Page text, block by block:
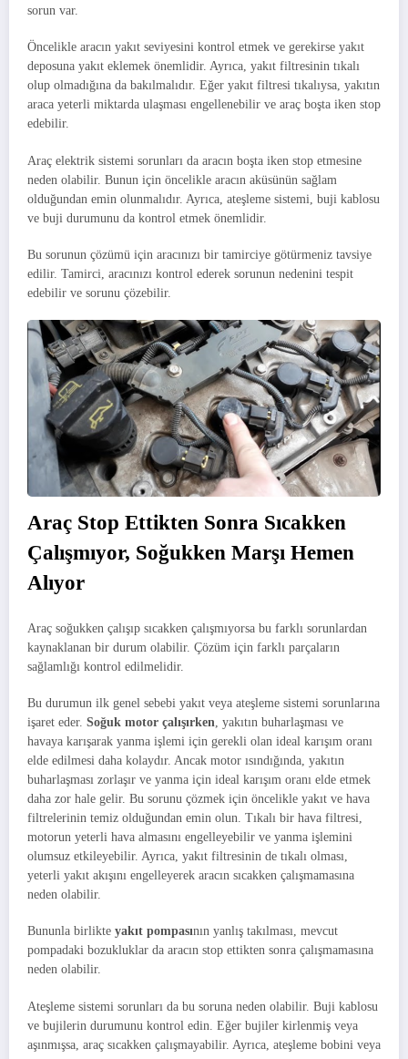
sorun var.
Öncelikle aracın yakıt seviyesini kontrol etmek ve gerekirse yakıt
deposuna yakıt eklemek önemlidir. Ayrıca, yakıt filtresinin tıkalı
olup olmadığına da bakılmalıdır. Eğer yakıt filtresi tıkalıysa, yakıtın
araca yeterli miktarda ulaşması engellenebilir ve araç boşta iken stop
edebilir.
Araç elektrik sistemi sorunları da aracın boşta iken stop etmesine
neden olabilir. Bunun için öncelikle aracın aküsünün sağlam
olduğundan emin olunmalıdır. Ayrıca, ateşleme sistemi, buji kablosu
ve buji durumunu da kontrol etmek önemlidir.
Bu sorunun çözümü için aracınızı bir tamirciye götürmeniz tavsiye
edilir. Tamirci, aracınızı kontrol ederek sorunun nedenini tespit
edebilir ve sorunu çözebilir.
Araç Stop Ettikten Sonra Sıcakken
Çalışmıyor, Soğukken Marşı Hemen
Alıyor
Araç soğukken çalışıp sıcakken çalışmıyorsa bu farklı sorunlardan
kaynaklanan bir durum olabilir. Çözüm için farklı parçaların
sağlamlığı kontrol edilmelidir.
Bu durumun ilk genel sebebi yakıt veya ateşleme sistemi sorunlarına
işaret eder. Soğuk motor çalışırken, yakıtın buharlaşması ve
havaya karışarak yanma işlemi için gerekli olan ideal karışım oranı
elde edilmesi daha kolaydır. Ancak motor ısındığında, yakıtın
buharlaşması zorlaşır ve yanma için ideal karışım oranı elde etmek
daha zor hale gelir. Bu sorunu çözmek için öncelikle yakıt ve hava
filtrelerinin temiz olduğundan emin olun. Tıkalı bir hava filtresi,
motorun yeterli hava almasını engelleyebilir ve yanma işlemini
olumsuz etkileyebilir. Ayrıca, yakıt filtresinin de tıkalı olması,
yeterli yakıt akışını engelleyerek aracın sıcakken çalışmamasına
neden olabilir.
Bununla birlikte yakıt pompasının yanlış takılması, mevcut
pompadaki bozukluklar da aracın stop ettikten sonra çalışmamasına
neden olabilir.
Ateşleme sistemi sorunları da bu soruna neden olabilir. Buji kablosu
ve bujilerin durumunu kontrol edin. Eğer bujiler kirlenmiş veya
aşınmışsa, araç sıcakken çalışmayabilir. Ayrıca, ateşleme bobini veya